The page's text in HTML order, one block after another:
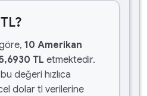
10 Amerikan
TL etmektedir.
değeri hızlıca
dolar tl verilerine